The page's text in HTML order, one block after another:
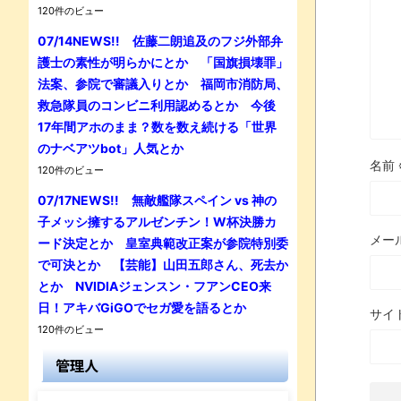
名前
メー
サイ
120件のビュー
07/14NEWS!! 佐藤二朗追及のフジ外部弁
護士の素性が明らかにとか 「国旗損壊罪」
法案、参院で審議入りとか 福岡市消防局、
救急隊員のコンビニ利用認めるとか 今後
17年間アホのまま？数を数え続ける「世界
のナベアツbot」人気とか
120件のビュー
07/17NEWS!! 無敵艦隊スペイン vs 神の
子メッシ擁するアルゼンチン！W杯決勝カ
ード決定とか 皇室典範改正案が参院特別委
で可決とか 【芸能】山田五郎さん、死去か
とか NVIDIAジェンスン・フアンCEO来
日！アキバGiGOでセガ愛を語るとか
120件のビュー
管理人